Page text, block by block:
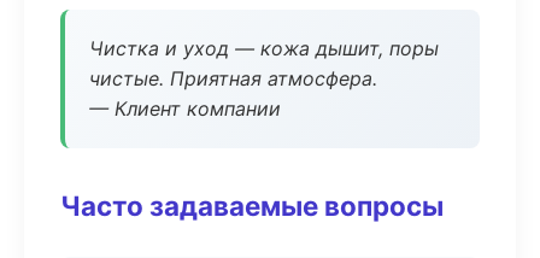
Чистка и уход — кожа дышит, поры
чистые. Приятная атмосфера.
— Клиент компании
Часто задаваемые вопросы